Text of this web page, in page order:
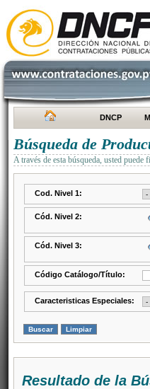
DNCP
Búsqueda de
A través de esta búsqueda, usted
Cod. Nivel 1:
Cód. Nivel 2:
Cód. Nivel 3:
Código Catálogo/Título:
Caracteristicas Especiales:
Resultado de la